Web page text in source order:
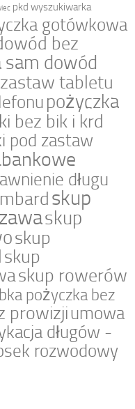
pkd wyszukiwarka
gotówkowa
bez
sam dowód
tabletu
pożyczka
bez bik i krd
pod zastaw
długu
skup
skup
skup
skup
skup rowerów
pożyczka bez
prowizjiumowa
długów -
rozwodowy